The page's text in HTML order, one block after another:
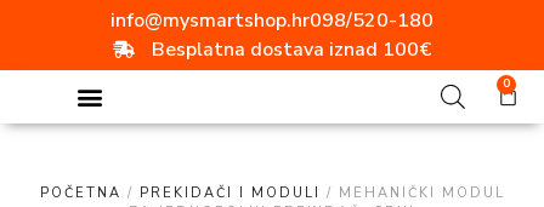
info@mysmartshop.hr098/520-180
Besplatna dostava iznad 100€
0
POČETNA / PREKIDAČI I MODULI / MEHANIČKI MODUL